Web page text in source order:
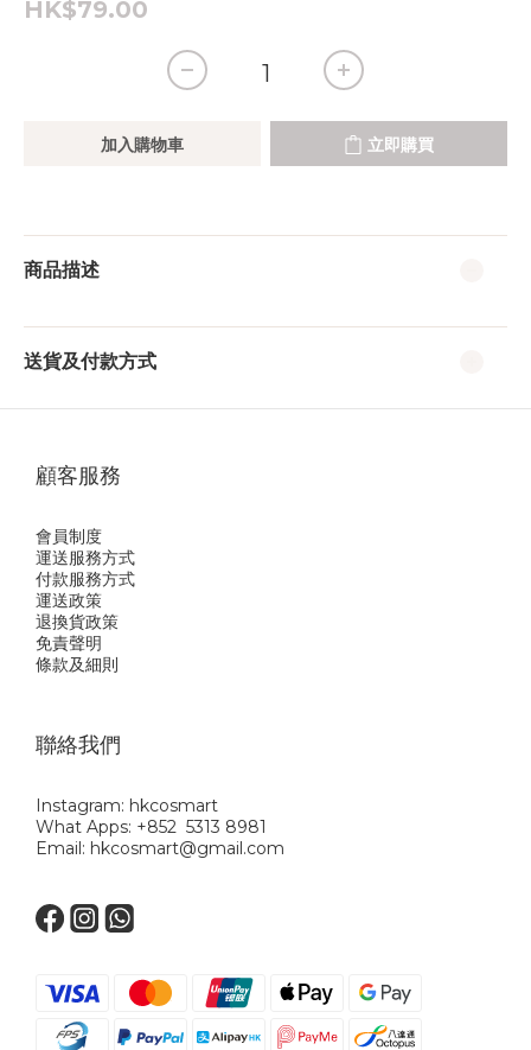
HK$79.00
加入購物車 立即購買
商品描述
送貨及付款方式
顧客服務
會員制度
運送服務方式
付款服務方式
運送政策
退換貨政策
免責聲明
條款及細則
聯絡我們
Instagram: hkcosmart
What Apps: +852 5313 8981
Email: hkcosmart@gmail.com